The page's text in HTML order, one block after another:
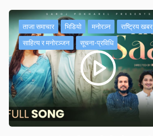
ताजा समाचार भिडियो मनोरञ्न राष्ट्रिय खबर
साहित्य र मनोरञ्जन सूचना-प्रविधि